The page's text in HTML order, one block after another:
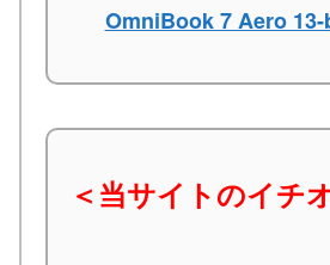
OmniBook 7 Aero 13-
＜当サイトのイチ